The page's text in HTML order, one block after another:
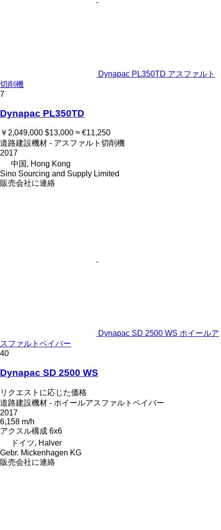
Dynapac PL350TD アスファルト
切削機
7
Dynapac PL350TD
￥2,049,000 $13,000 ≈ €11,250
道路建設機材 - アスファルト切削機
2017
中国, Hong Kong
Sino Sourcing and Supply Limited
販売会社に連絡
Dynapac SD 2500 WS ホイールア
スファルトペイバー
40
Dynapac SD 2500 WS
リクエストに応じた価格
道路建設機材 - ホイールアスファルトペイバー
2017
6,158 m/h
アクスル構成 6x6
ドイツ, Halver
Gebr. Mickenhagen KG
販売会社に連絡